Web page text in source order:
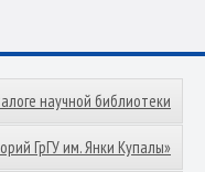
научной библиотеки
ГрГУ им. Янки Купалы»